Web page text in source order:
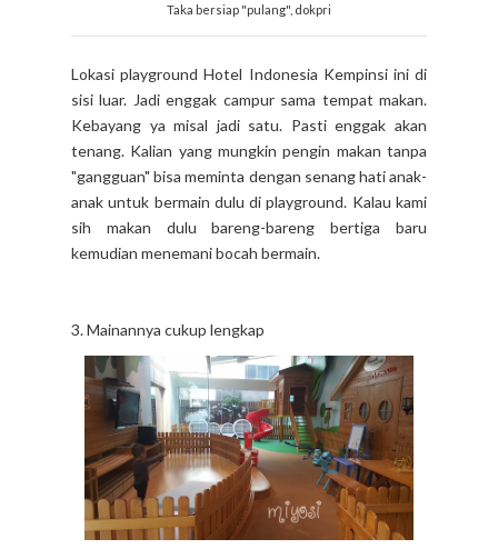
Taka bersiap "pulang", dokpri
Lokasi playground Hotel Indonesia Kempinsi ini di
sisi luar. Jadi enggak campur sama tempat makan.
Kebayang ya misal jadi satu. Pasti enggak akan
tenang. Kalian yang mungkin pengin makan tanpa
"gangguan" bisa meminta dengan senang hati anak-
anak untuk bermain dulu di playground. Kalau kami
sih makan dulu bareng-bareng bertiga baru
kemudian menemani bocah bermain.
3. Mainannya cukup lengkap